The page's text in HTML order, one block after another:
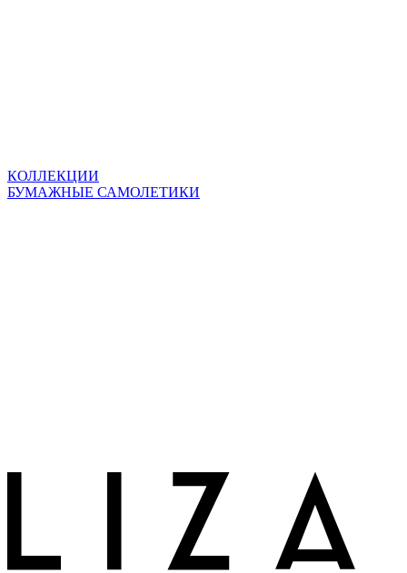
КОЛЛЕКЦИИ
БУМАЖНЫЕ САМОЛЕТИКИ